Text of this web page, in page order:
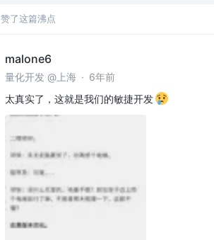
赞了这篇沸点
malone6
量化开发 @上海 · 6年前
太真实了，这就是我们的敏捷开发